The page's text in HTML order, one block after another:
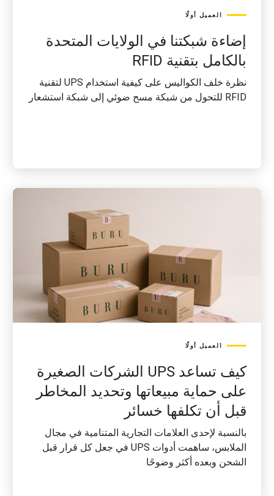
العميل أولًا
إضاءة شبكتنا في الولايات المتحدة
بالكامل بتقنية RFID
نظرة خلف الكواليس على كيفية استخدام UPS لتقنية
RFID للتحول من شبكة مسح ضوئي إلى شبكة استشعار
العميل أولًا
كيف تساعد UPS الشركات الصغيرة
على حماية مبيعاتها وتحديد المخاطر
قبل أن تكلفها خسائر
بالنسبة لإحدى العلامات التجارية المتنامية في مجال
الملابس، ساهمت أدوات UPS في جعل كل قرار قبل
الشحن وبعده أكثر وضوحًا